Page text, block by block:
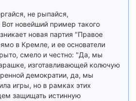
не рыпайся,
новейший пример такого
новая партия "Правое
в Кремле, и ее основатели
смело и честно: "Да, мы
изготавливающей колючую
демократии, да, мы
игры, но в рамках этих
защищать истинную